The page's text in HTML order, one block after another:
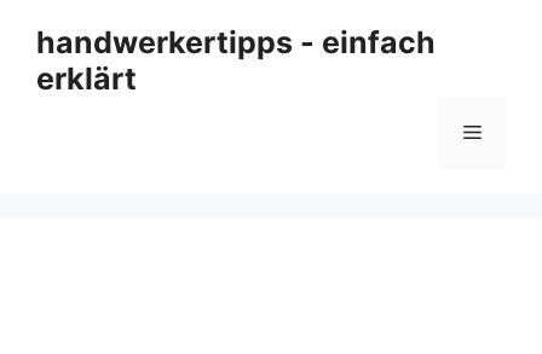
Inhalt
springen
handwerkertipps - einfach
erklärt
Menü